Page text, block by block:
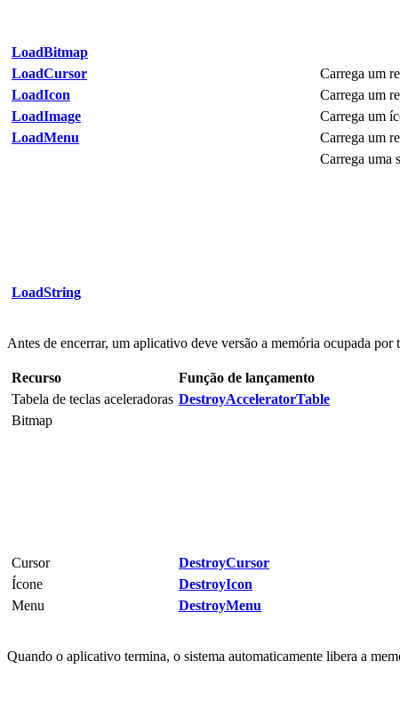
LoadBitmap
LoadCursor
Carrega um
LoadIcon
Carrega um
LoadImage
Carrega um
LoadMenu
Carrega um
LoadString
Carrega uma
Antes de encerrar, um aplicativo deve versão a memória ocupada por
Recurso
Função de lançamento
Tabela de teclas aceleradoras DestroyAcceleratorTable
Bitmap
Cursor
DestroyCursor
Ícone
DestroyIcon
Menu
DestroyMenu
Quando o aplicativo termina, o sistema automaticamente libera a